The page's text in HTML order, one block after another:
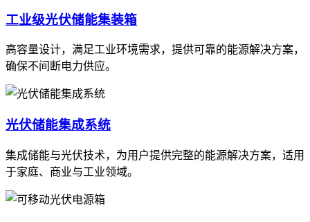
工业级光伏储能集装箱
高容量设计，满足工业环境需求，提供可靠的能源解决方案，
确保不间断电力供应。
光伏储能集成系统
集成储能与光伏技术，为用户提供完整的能源解决方案，适用
于家庭、商业与工业领域。